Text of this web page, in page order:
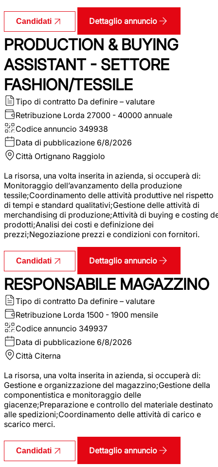
Candidati Dettaglio annuncio
PRODUCTION & BUYING
ASSISTANT - SETTORE
FASHION/TESSILE
Tipo di contratto Da definire – valutare
Retribuzione Lorda 27000 - 40000 annuale
Codice annuncio 349938
Data di pubblicazione 6/8/2026
Città Ortignano Raggiolo
La risorsa, una volta inserita in azienda, si occuperà di:
Monitoraggio dell’avanzamento della produzione
tessile;Coordinamento delle attività produttive nel rispetto
di tempi e standard qualitativi;Gestione delle attività di
merchandising di produzione;Attività di buying e costing
prodotti;Analisi dei costi e definizione dei
prezzi;Negoziazione prezzi e condizioni con fornitori.
Candidati Dettaglio annuncio
RESPONSABILE MAGAZZINO
Tipo di contratto Da definire – valutare
Retribuzione Lorda 1500 - 1900 mensile
Codice annuncio 349937
Data di pubblicazione 6/8/2026
Città Citerna
La risorsa, una volta inserita in azienda, si occuperà di:
Gestione e organizzazione del magazzino;Gestione della
componentistica e monitoraggio delle
giacenze;Preparazione e controllo del materiale destinato
alle spedizioni;Coordinamento delle attività di carico e
scarico merci.
Candidati Dettaglio annuncio